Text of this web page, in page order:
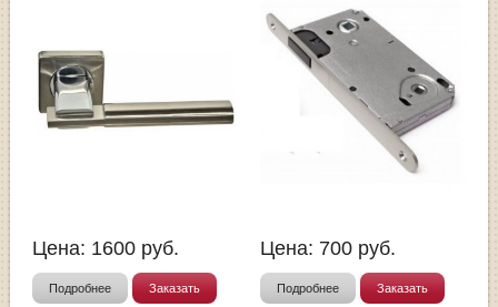
Цена: 1600 руб.
Подробнее Заказать
Цена: 700 руб.
Подробнее Заказать